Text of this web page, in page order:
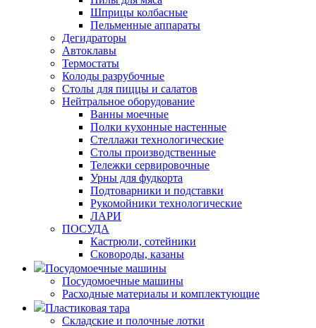
Шприцы колбасные
Пельменные аппараты
Дегидраторы
Автоклавы
Термостаты
Колоды разрубочные
Столы для пиццы и салатов
Нейтральное оборудование
Ванны моечные
Полки кухонные настенные
Стеллажи технологические
Столы производственные
Тележки сервировочные
Урны для фудкорта
Подтоварники и подставки
Рукомойники технологические
ЛАРИ
ПОСУДА
Кастрюли, сотейники
Сковороды, казаны
Посудомоечные машины
Посудомоечные машины
Расходные материалы и комплектующие
Пластиковая тара
Складские и полочные лотки